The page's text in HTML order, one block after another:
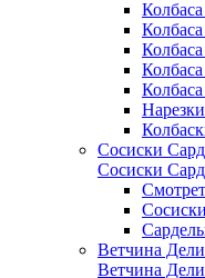
Сосиски
Сосиски
Сосиски
Ветчина
Ветчина